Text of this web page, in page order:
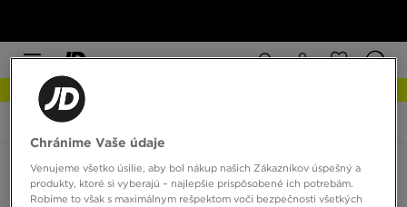
JD Sports Nike Air Force 1 Pixel
Dámske Nike Air Force 1 Pixel
0 produktov
Chránime Vaše údaje
Venujeme všetko úsilie, aby bol nákup našich Zákazníkov úspešný a
produkty, ktoré si vyberajú – najlepšie prispôsobené ich potrebám.
Robíme to však s maximálnym rešpektom voči bezpečnosti všetkých